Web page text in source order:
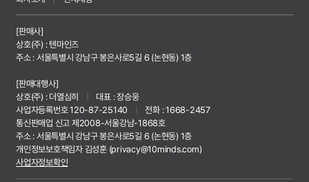
[판매사]
상호(주) : 텐마인즈
주소 : 서울특별시 강남구 봉은사로5길 6 (논현동) 1층
[판매대행사]
상호(주) : 더열심히
대표 : 장승웅
사업자등록번호 120-87-25140
전화 : 1668-2457
통신판매업 신고 제2008-서울강남-1868호
주소 : 서울특별시 강남구 봉은사로5길 6 (논현동) 1층
개인정보보호책임자 김성훈 (privacy@10minds.com)
사업자정보확인